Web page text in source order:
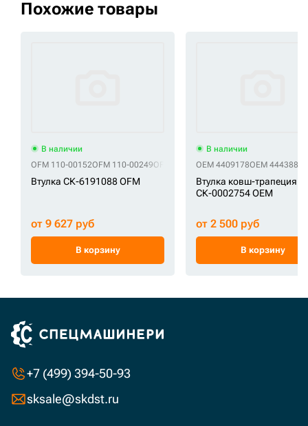
Похожие товары
В наличии
OFM 110-00152OFM 110-00249OFM 11210787OFM 1289884OFM 128-
Втулка СК-6191088 OFM
от 9 627 руб
В корзину
В наличии
OEM 4409178OEM 4443882
Втулка ковш-трапеция
СК-0002754 OEM
от 2 500 руб
В корзину
+7 (499) 394-50-93
sksale@skdst.ru